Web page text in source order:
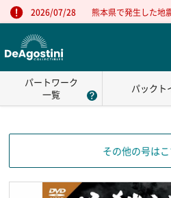
2026/07/28 熊本県で発生した地
パートワーク
一覧
パックト
その他の号は